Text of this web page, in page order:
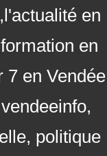
en
en
7 en Vendée
politique